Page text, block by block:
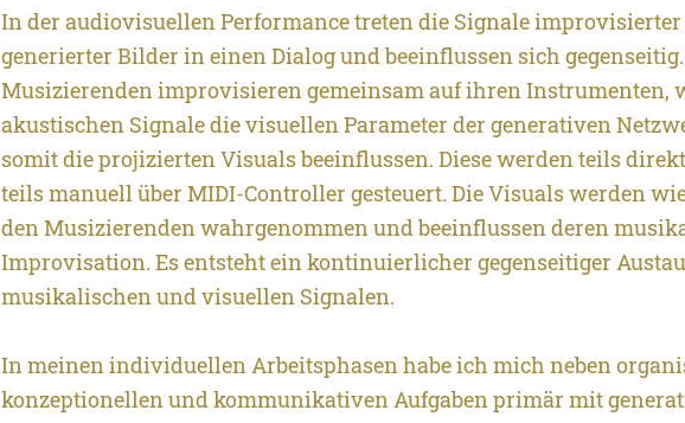
In der audiovisuellen Performance treten die Signale
generierter Bilder in einen Dialog und beeinflussen sich
Musizierenden improvisieren gemeinsam auf ihren Instrumenten,
akustischen Signale die visuellen Parameter der generativen
somit die projizierten Visuals beeinflussen. Diese werden teils
teils manuell über MIDI-Controller gesteuert. Die Visuals werden
den Musizierenden wahrgenommen und beeinflussen deren
Improvisation. Es entsteht ein kontinuierlicher gegenseitiger
musikalischen und visuellen Signalen.
In meinen individuellen Arbeitsphasen habe ich mich neben
konzeptionellen und kommunikativen Aufgaben primär mit